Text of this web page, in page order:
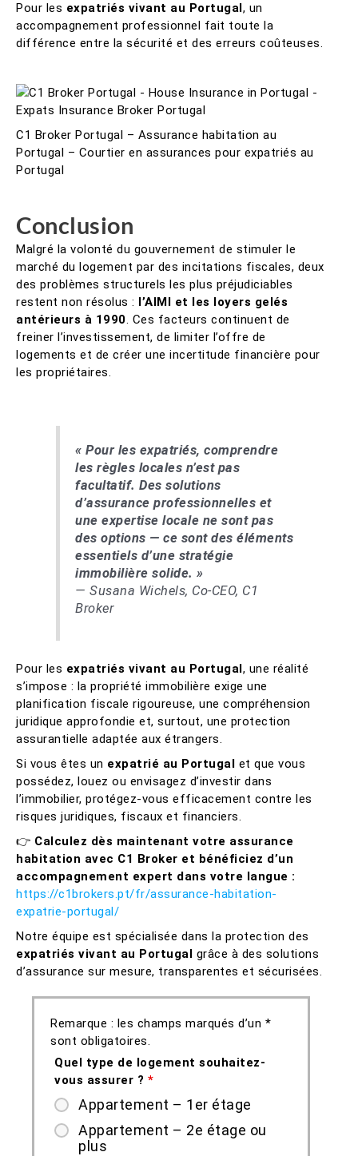
Pour les expatriés vivant au Portugal, un
accompagnement professionnel fait toute la
différence entre la sécurité et des erreurs coûteuses.
C1 Broker Portugal – Assurance habitation au
Portugal – Courtier en assurances pour expatriés au
Portugal
Conclusion
Malgré la volonté du gouvernement de stimuler le
marché du logement par des incitations fiscales, deux
des problèmes structurels les plus préjudiciables
restent non résolus : l’AIMI et les loyers gelés
antérieurs à 1990. Ces facteurs continuent de
freiner l’investissement, de limiter l’offre de
logements et de créer une incertitude financière pour
les propriétaires.
« Pour les expatriés, comprendre
les règles locales n’est pas
facultatif. Des solutions
d’assurance professionnelles et
une expertise locale ne sont pas
des options — ce sont des éléments
essentiels d’une stratégie
immobilière solide. »
— Susana Wichels, Co-CEO, C1
Broker
Pour les expatriés vivant au Portugal , une réalité
s’impose : la propriété immobilière exige une
planification fiscale rigoureuse, une compréhension
juridique approfondie et, surtout, une protection
assurantielle adaptée aux étrangers.
Si vous êtes un expatrié au Portugal et que vous
possédez, louez ou envisagez d’investir dans
l’immobilier, protégez-vous efficacement contre les
risques juridiques, fiscaux et financiers.
👉 Calculez dès maintenant votre assurance
habitation avec C1 Broker et bénéficiez d’un
accompagnement expert dans votre langue :
https://c1brokers.pt/fr/assurance-habitation-
expatrie-portugal/
Notre équipe est spécialisée dans la protection des
expatriés vivant au Portugal grâce à des solutions
d’assurance sur mesure, transparentes et sécurisées.
Remarque : les champs marqués d’un *
sont obligatoires.
Quel type de logement souhaitez-
vous assurer ? *
Appartement – 1er étage
Appartement – 2e étage ou
plus